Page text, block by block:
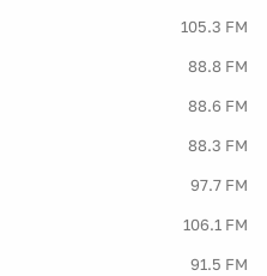
105.3 FM
88.8 FM
88.6 FM
88.3 FM
97.7 FM
106.1 FM
91.5 FM